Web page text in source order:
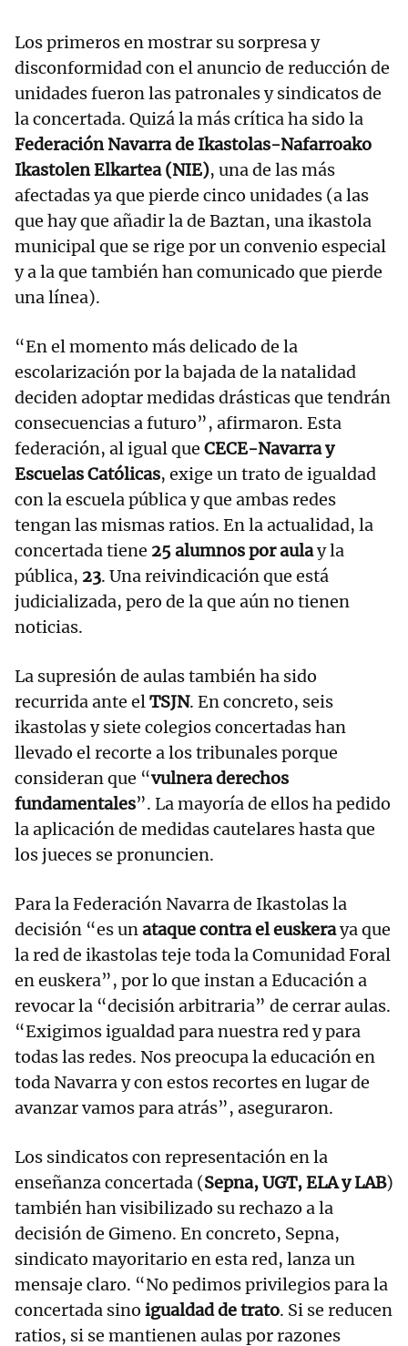
Los primeros en mostrar su sorpresa y
disconformidad con el anuncio de reducción de
unidades fueron las patronales y sindicatos de
la concertada. Quizá la más crítica ha sido la
Federación Navarra de Ikastolas-Nafarroako
Ikastolen Elkartea (NIE), una de las más
afectadas ya que pierde cinco unidades (a las
que hay que añadir la de Baztan, una ikastola
municipal que se rige por un convenio especial
y a la que también han comunicado que pierde
una línea).
“En el momento más delicado de la
escolarización por la bajada de la natalidad
deciden adoptar medidas drásticas que tendrán
consecuencias a futuro”, afirmaron. Esta
federación, al igual que CECE-Navarra y
Escuelas Católicas, exige un trato de igualdad
con la escuela pública y que ambas redes
tengan las mismas ratios. En la actualidad, la
concertada tiene 25 alumnos por aulay la
pública, 23. Una reivindicación que está
judicializada, pero de la que aún no tienen
noticias.
La supresión de aulas también ha sido
recurrida ante elTSJN. En concreto, seis
ikastolas y siete colegios concertadas han
llevado el recorte a los tribunales porque
consideran que “vulnera derechos
fundamentales”. La mayoría de ellos ha pedido
la aplicación de medidas cautelares hasta que
los jueces se pronuncien.
Para la Federación Navarra de Ikastolas la
decisión “es unataque contra el euskeraya que
la red de ikastolas teje toda la Comunidad Foral
en euskera”, por lo que instan a Educación a
revocar la “decisión arbitraria” de cerrar aulas.
“Exigimos igualdad para nuestra red y para
todas las redes. Nos preocupa la educación en
toda Navarra y con estos recortes en lugar de
avanzar vamos para atrás”, aseguraron.
Los sindicatos con representación en la
enseñanza concertada (Sepna, UGT, ELA y LAB)
también han visibilizado su rechazo a la
decisión de Gimeno. En concreto, Sepna,
sindicato mayoritario en esta red, lanza un
mensaje claro. “No pedimos privilegios para la
concertada sino igualdad de trato. Si se reducen
ratios, si se mantienen aulas por razones